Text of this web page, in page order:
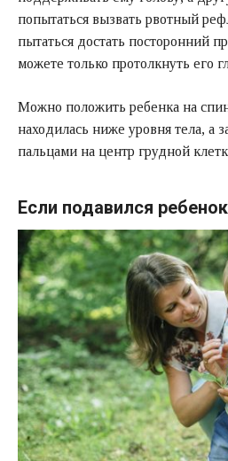
попытаться вызвать рвотный
пытаться достать посторонний
можете только протолкнуть его
Можно положить ребенка на
находилась ниже уровня тела, а
пальцами на центр грудной
Если подавился